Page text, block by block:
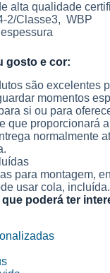
alta qualidade
2/Classe3, WBP
gosto e cor:
são excelentes
momentos
si ou para
que proporcionará
normalmente
para montagem,
usar cola, incluída.
poderá ter